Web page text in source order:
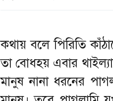
কথায় বলে পিরিতি
তা বোধহয় এবার
মানুষ নানা ধরনের